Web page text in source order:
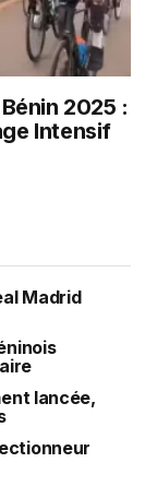
2025 :
Intensif
Madrid
lancée,